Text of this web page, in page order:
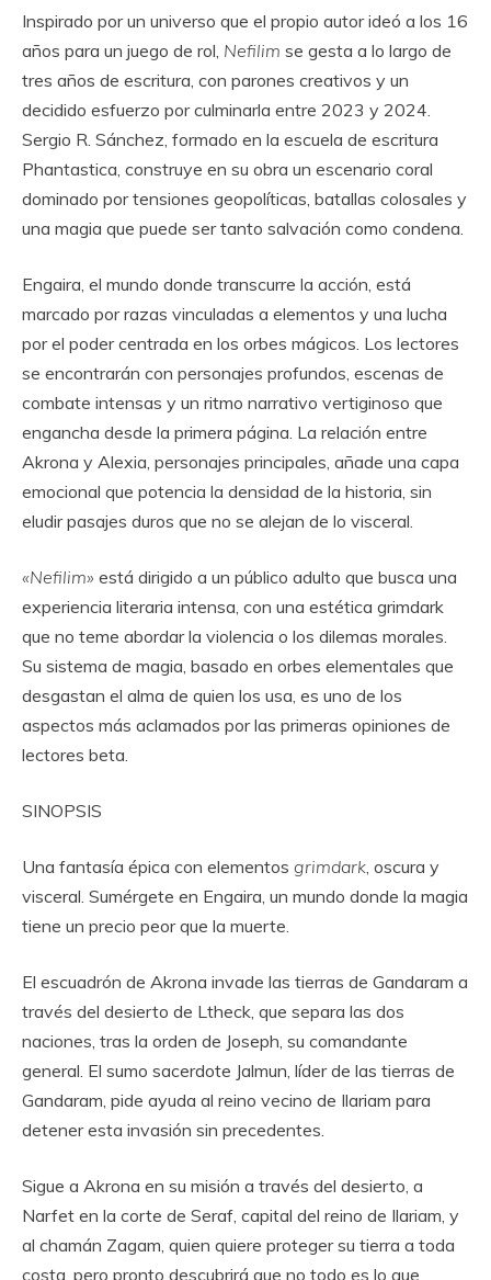
Inspirado por un universo que el propio autor ideó a los 16
años para un juego de rol, Nefilim se gesta a lo largo de
tres años de escritura, con parones creativos y un
decidido esfuerzo por culminarla entre 2023 y 2024.
Sergio R. Sánchez, formado en la escuela de escritura
Phantastica, construye en su obra un escenario coral
dominado por tensiones geopolíticas, batallas colosales y
una magia que puede ser tanto salvación como condena.
Engaira, el mundo donde transcurre la acción, está
marcado por razas vinculadas a elementos y una lucha
por el poder centrada en los orbes mágicos. Los lectores
se encontrarán con personajes profundos, escenas de
combate intensas y un ritmo narrativo vertiginoso que
engancha desde la primera página. La relación entre
Akrona y Alexia, personajes principales, añade una capa
emocional que potencia la densidad de la historia, sin
eludir pasajes duros que no se alejan de lo visceral.
«Nefilim» está dirigido a un público adulto que busca una
experiencia literaria intensa, con una estética grimdark
que no teme abordar la violencia o los dilemas morales.
Su sistema de magia, basado en orbes elementales que
desgastan el alma de quien los usa, es uno de los
aspectos más aclamados por las primeras opiniones de
lectores beta.
SINOPSIS
Una fantasía épica con elementos grimdark, oscura y
visceral. Sumérgete en Engaira, un mundo donde la magia
tiene un precio peor que la muerte.
El escuadrón de Akrona invade las tierras de Gandaram a
través del desierto de Ltheck, que separa las dos
naciones, tras la orden de Joseph, su comandante
general. El sumo sacerdote Jalmun, líder de las tierras de
Gandaram, pide ayuda al reino vecino de Ilariam para
detener esta invasión sin precedentes.
Sigue a Akrona en su misión a través del desierto, a
Narfet en la corte de Seraf, capital del reino de Ilariam, y
al chamán Zagam, quien quiere proteger su tierra a toda
costa, pero pronto descubrirá que no todo es lo que